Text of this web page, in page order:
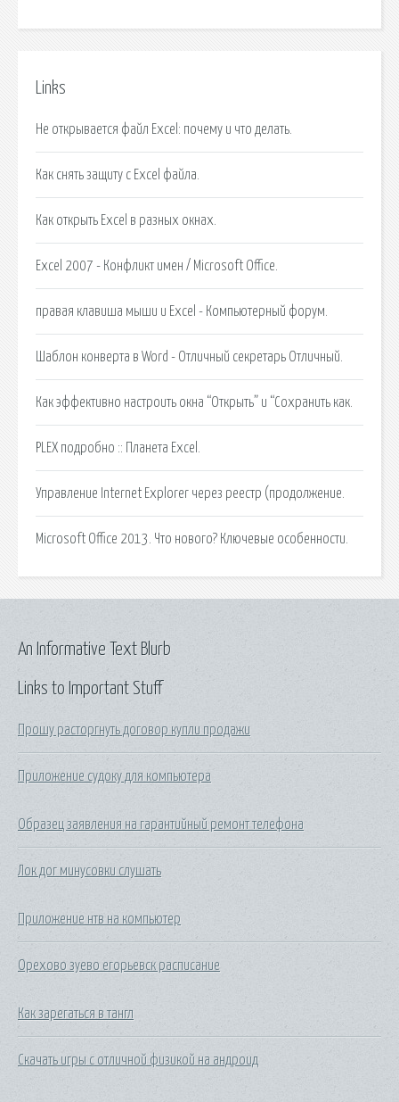
Links
Не открывается файл Excel: почему и что делать.
Как снять защиту с Excel файла.
Как открыть Excel в разных окнах.
Excel 2007 - Конфликт имен / Microsoft Office.
правая клавиша мыши и Excel - Компьютерный форум.
Шаблон конверта в Word - Отличный секретарь Отличный.
Как эффективно настроить окна “Открыть” и “Сохранить как.
PLEX подробно :: Планета Excel.
Управление Internet Explorer через реестр (продолжение.
Microsoft Office 2013. Что нового? Ключевые особенности.
Links to Important Stuff
Прошу расторгнуть договор купли продажи
Приложение судоку для компьютера
Образец заявления на гарантийный ремонт телефона
Лок дог минусовки слушать
Приложение нтв на компьютер
Орехово зуево егорьевск расписание
Как зарегаться в тангл
Скачать игры с отличной физикой на андроид
An Informative Text Blurb